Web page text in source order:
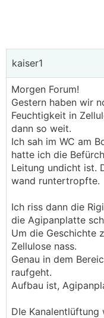
kaiser1
Morgen Forum!
Gestern haben wir
Feuchtigkeit in
dann so weit.
Ich sah im WC am
hatte ich die
Leitung undicht ist.
wand runtertropfte.
Ich riss dann die
die Agipanplatte
Um die Geschichte
Zellulose nass.
Genau in dem
raufgeht.
Aufbau ist,
DIe